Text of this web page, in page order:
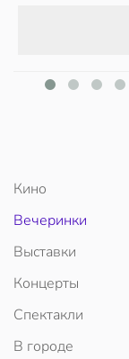
Кино
Вечеринки
Выставки
Концерты
Спектакли
В городе